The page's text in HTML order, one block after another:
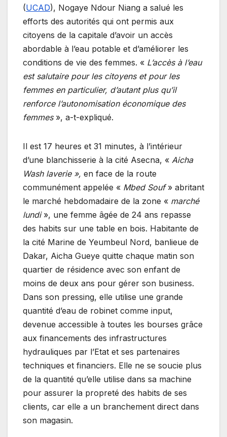
(UCAD), Nogaye Ndour Niang a salué les
efforts des autorités qui ont permis aux
citoyens de la capitale d’avoir un accès
abordable à l’eau potable et d’améliorer les
conditions de vie des femmes. « L’accès à l’eau
est salutaire pour les citoyens et pour les
femmes en particulier, d’autant plus qu’il
renforce l’autonomisation économique des
femmes», a-t-expliqué.
Il est 17 heures et 31 minutes, à l’intérieur
d’une blanchisserie à la cité Asecna, « Aicha
Wash laverie », en face de la route
communément appelée « Mbed Souf» abritant
le marché hebdomadaire de la zone « marché
lundi», une femme âgée de 24 ans repasse
des habits sur une table en bois. Habitante de
la cité Marine de Yeumbeul Nord, banlieue de
Dakar, Aicha Gueye quitte chaque matin son
quartier de résidence avec son enfant de
moins de deux ans pour gérer son business.
Dans son pressing, elle utilise une grande
quantité d’eau de robinet comme input,
devenue accessible à toutes les bourses grâce
aux financements des infrastructures
hydrauliques par l’Etat et ses partenaires
techniques et financiers. Elle ne se soucie plus
de la quantité qu’elle utilise dans sa machine
pour assurer la propreté des habits de ses
clients, car elle a un branchement direct dans
son magasin.